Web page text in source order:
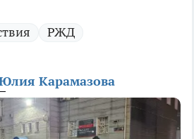
РЖД
Карамазова